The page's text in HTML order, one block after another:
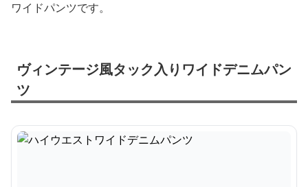
ワイドパンツです。
ヴィンテージ風タック入りワイドデニムパン
ツ